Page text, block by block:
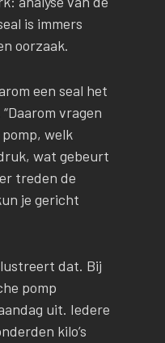
is immers
oorzaak.
een seal het
vragen
welk
wat gebeurt
treden de
je gericht
dat. Bij
pomp
uit. Iedere
kilo’s